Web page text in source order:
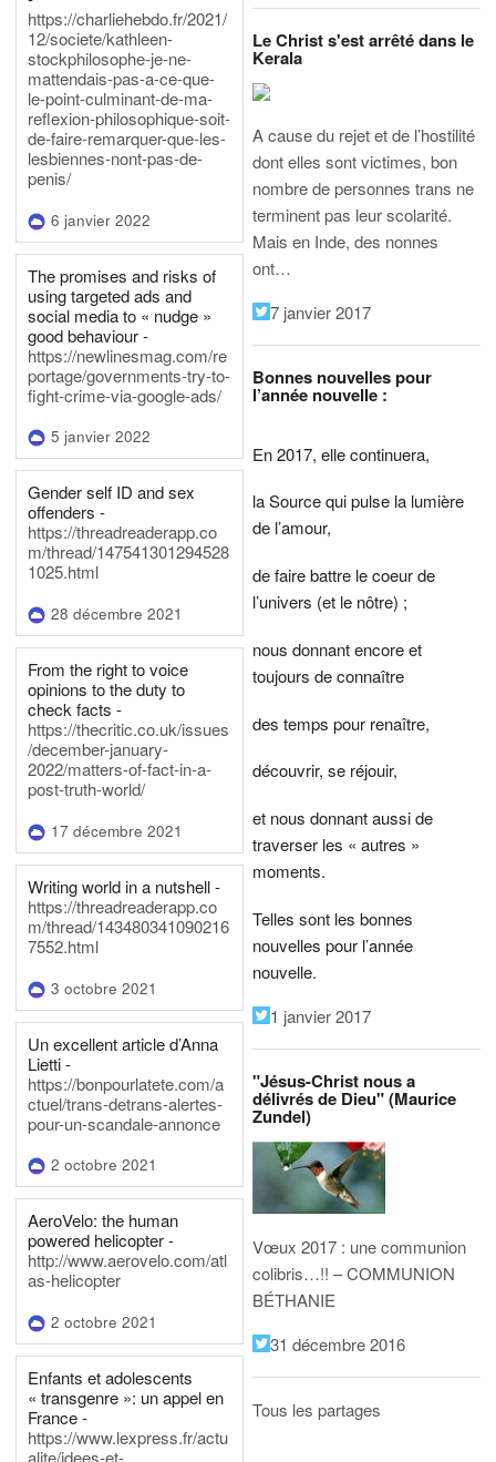
https://charliehebdo.fr/2021/
12/societe/kathleen-
stockphilosophe-je-ne-
mattendais-pas-a-ce-que-
le-point-culminant-de-ma-
reflexion-philosophique-soit-
de-faire-remarquer-que-les-
lesbiennes-nont-pas-de-
penis/
6 janvier 2022
The promises and risks of
using targeted ads and
social media to « nudge »
good behaviour -
https://newlinesmag.com/re
portage/governments-try-to-
fight-crime-via-google-ads/
5 janvier 2022
Gender self ID and sex
offenders -
https://threadreaderapp.co
m/thread/147541301294528
1025.html
28 décembre 2021
From the right to voice
opinions to the duty to
check facts -
https://thecritic.co.uk/issues
/december-january-
2022/matters-of-fact-in-a-
post-truth-world/
17 décembre 2021
Writing world in a nutshell -
https://threadreaderapp.co
m/thread/143480341090216
7552.html
3 octobre 2021
Un excellent article d’Anna
Lietti -
https://bonpourlatete.com/a
ctuel/trans-detrans-alertes-
pour-un-scandale-annonce
2 octobre 2021
AeroVelo: the human
powered helicopter -
http://www.aerovelo.com/atl
as-helicopter
2 octobre 2021
Enfants et adolescents
« transgenre »: un appel en
France -
https://www.lexpress.fr/actu
alite/idees-et-
Le Christ s'est arrêté dans le
Kerala
A cause du rejet et de l’hostilité
dont elles sont victimes, bon
nombre de personnes trans ne
terminent pas leur scolarité.
Mais en Inde, des nonnes
ont…
7 janvier 2017
Bonnes nouvelles pour
l’année nouvelle :
En 2017, elle continuera,
la Source qui pulse la lumière
de l’amour,
de faire battre le coeur de
l’univers (et le nôtre) ;
nous donnant encore et
toujours de connaître
des temps pour renaître,
découvrir, se réjouir,
et nous donnant aussi de
traverser les « autres »
moments.
Telles sont les bonnes
nouvelles pour l’année
nouvelle.
1 janvier 2017
"Jésus-Christ nous a
délivrés de Dieu" (Maurice
Zundel)
Vœux 2017 : une communion
colibris…!! – COMMUNION
BÉTHANIE
31 décembre 2016
Tous les partages